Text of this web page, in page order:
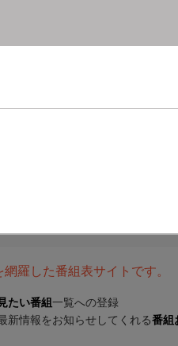
羅した番組表サイトです。
見たい番組 一覧への登録
新情報をお知らせしてくれる番組